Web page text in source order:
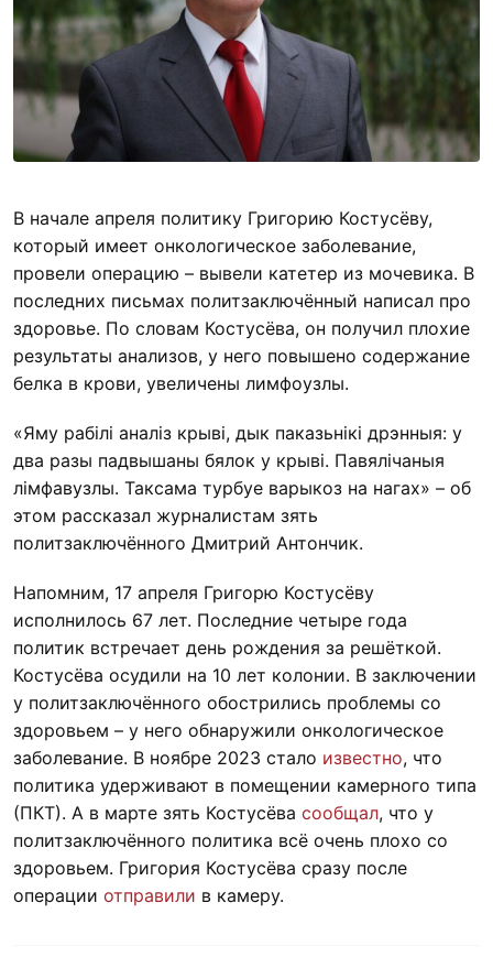
В начале апреля политику Григорию Костусёву,
который имеет онкологическое заболевание,
провели операцию – вывели катетер из мочевика. В
последних письмах политзаключённый написал про
здоровье. По словам Костусёва, он получил плохие
результаты анализов, у него повышено содержание
белка в крови, увеличены лимфоузлы.
«Яму рабілі аналіз крыві, дык паказьнікі дрэнныя: у
два разы падвышаны бялок у крыві. Павялічаныя
лімфавузлы. Таксама турбуе варыкоз на нагах» – об
этом рассказал журналистам зять
политзаключённого Дмитрий Антончик.
Напомним, 17 апреля Григорю Костусёву
исполнилось 67 лет. Последние четыре года
политик встречает день рождения за решёткой.
Костусёва осудили на 10 лет колонии. В заключении
у политзаключённого обострились проблемы со
здоровьем – у него обнаружили онкологическое
заболевание. В ноябре 2023 стало известно, что
политика удерживают в помещении камерного типа
(ПКТ). А в марте зять Костусёва сообщал, что у
политзаключённого политика всё очень плохо со
здоровьем. Григория Костусёва сразу после
операции отправили в камеру.